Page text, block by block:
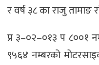
र वर्ष ३८ का राजु तामाङ
प्र ३–०२–०१३ प ८००१
९५६४ नम्बरको